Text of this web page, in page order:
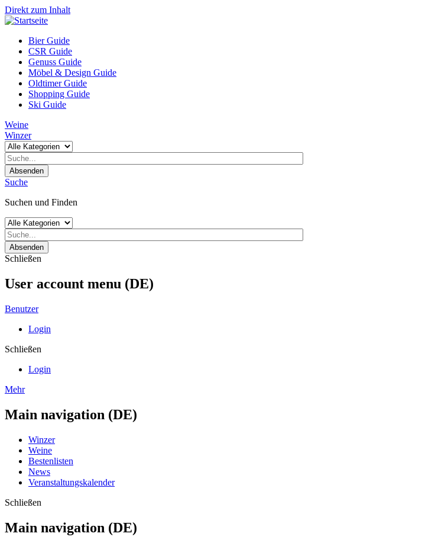
Direkt zum Inhalt
Bier Guide
CSR Guide
Genuss Guide
Möbel & Design Guide
Oldtimer Guide
Shopping Guide
Ski Guide
Weine
Winzer
Absenden
Suche
Suchen und Finden
Absenden
Schließen
User account menu (DE)
Benutzer
Login
Schließen
Login
Mehr
Main navigation (DE)
Winzer
Weine
Bestenlisten
News
Veranstaltungskalender
Schließen
Main navigation (DE)